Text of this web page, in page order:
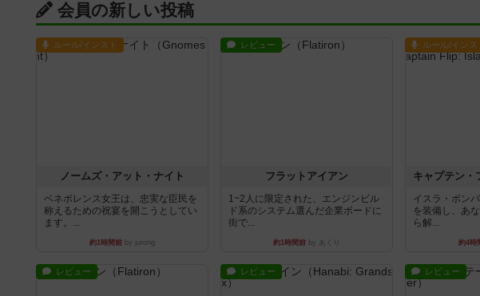
会員の新しい投稿
ルール/インスト
ノームズ・アット・ナイト
ベネボレンス女王は、忠実な臣民を
称えるための祝宴を開こうとしてい
ます。...
約1時間前 by jurong
レビュー
フラットアイアン
1~2人に限定された、エンジンビル
ド系のシステム選んだ企業ボードに
街で...
約1時間前 by あくり
ルール/インス
イスラ・ボン
を装備し、あ
ら解...
約4時
レビュー レビュー レビュー